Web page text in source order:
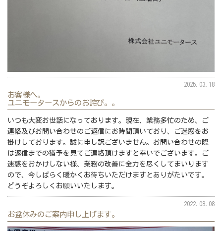
2025.03.18
お客様へ。
ユニモータースからのお詫び。。
いつも大変お世話になっております。現在、業務多忙のため、ご
連絡及びお問い合わせのご返信にお時間頂いており、ご迷惑をお
掛けしております。誠に申し訳ございません。お問い合わせの際
は返信までの猶予を見てご連絡頂けますと幸いでございます。ご
迷惑をおかけしない様、業務の改善に全力を尽くしてまいります
ので、今しばらく暖かくお待ちいただけますとありがたいです。
どうぞよろしくお願いいたします。
2022.08.08
お盆休みのご案内申し上げます。